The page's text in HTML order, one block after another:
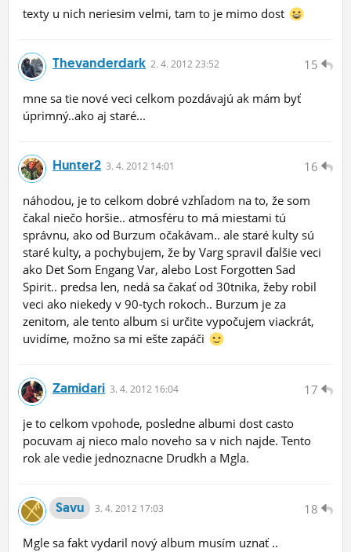
texty u nich neriesim velmi, tam to je mimo dost
15
Thevanderdark 2. 4. 2012 23:52
mne sa tie nové veci celkom pozdávajú ak mám byť
úprimný..ako aj staré...
16
Hunter2 3. 4. 2012 14:01
náhodou, je to celkom dobré vzhľadom na to, že som
čakal niečo horšie.. atmosféru to má miestami tú
správnu, ako od Burzum očakávam.. ale staré kulty sú
staré kulty, a pochybujem, že by Varg spravil ďalšie veci
ako Det Som Engang Var, alebo Lost Forgotten Sad
Spirit.. predsa len, nedá sa čakať od 30tnika, žeby robil
veci ako niekedy v 90-tych rokoch.. Burzum je za
zenitom, ale tento album si určite vypočujem viackrát,
uvidíme, možno sa mi ešte zapáči
17
Zamidari 3. 4. 2012 16:04
je to celkom vpohode, posledne albumi dost casto
pocuvam aj nieco malo noveho sa v nich najde. Tento
rok ale vedie jednoznacne Drudkh a Mgla.
18
Savu 3. 4. 2012 17:03
Mgle sa fakt vydaril nový album musím uznať ..